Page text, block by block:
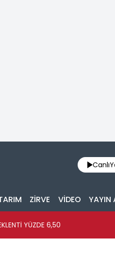
Canlı
ZİRVE VİDEO YAYIN
YÜZDE 6,50